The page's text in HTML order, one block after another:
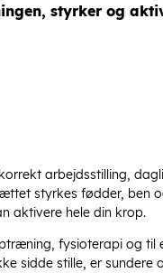
styrker og
arbejdsstilling,
styrkes fødder, ben
aktivere hele din krop.
fysioterapi og til
sidde stille, er sundere